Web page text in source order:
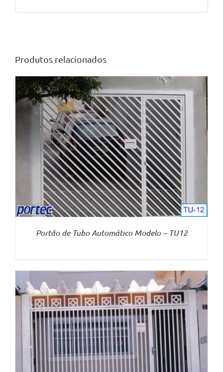
Produtos relacionados
Portão de Tubo Automático Modelo – TU12